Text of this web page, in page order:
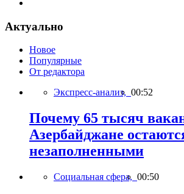
Актуально
Новое
Популярные
От редактора
Экспресс-анализ, 00:52
Почему 65 тысяч
Азербайджане
незаполненными
Социальная сфера, 00:50